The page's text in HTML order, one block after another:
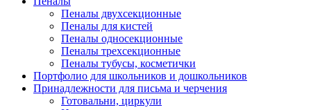
Пеналы двухсекционные
Пеналы для кистей
Пеналы односекционные
Пеналы трехсекционные
Пеналы тубусы, косметички
Портфолио для школьников и дошкольников
Принадлежности для письма и черчения
Готовальни, циркули